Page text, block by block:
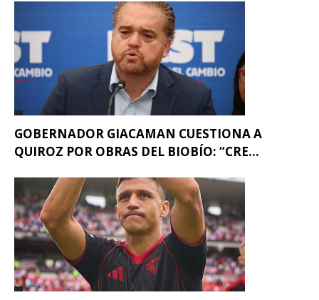
GOBERNADOR GIACAMAN CUESTIONA A
QUIROZ POR OBRAS DEL BIOBÍO: “CRE...